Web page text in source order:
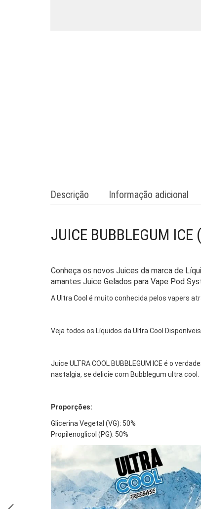
Descrição Informação adicional
JUICE BUBBLEGUM ICE
Conheça os novos Juices da marca de
amantes Juice Gelados para Vape Pod
A Ultra Cool é muito conhecida pelos vapers
Veja todos os Líquidos da Ultra Cool Disponíveis
Juice ULTRA COOL BUBBLEGUM ICE é o
nastalgia, se delicie com Bubblegum ultra cool.
Proporções:
Glicerina Vegetal (VG): 50%
Propilenoglicol (PG): 50%